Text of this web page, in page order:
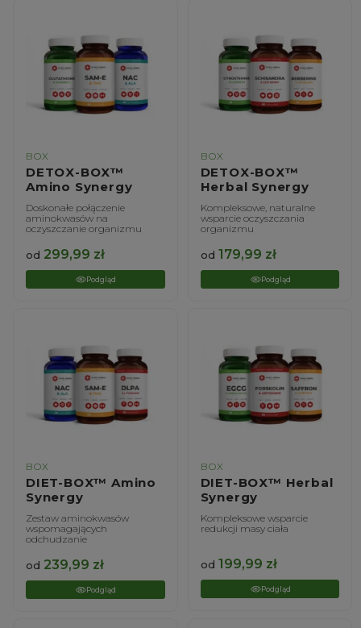
BOX
DETOX-BOX™
Amino Synergy
Doskonałe połączenie
aminokwasów na
oczyszczanie organizmu
od 299,99 zł
Podgląd
BOX
DETOX-BOX™
Herbal Synergy
Kompleksowe, naturalne
wsparcie oczyszczania
organizmu
od 179,99 zł
Podgląd
BOX
DIET-BOX™ Amino
Synergy
Zestaw aminokwasów
wspomagających
odchudzanie
od 239,99 zł
Podgląd
BOX
DIET-BOX™ Herbal
Synergy
Kompleksowe wsparcie
redukcji masy ciała
od 199,99 zł
Podgląd